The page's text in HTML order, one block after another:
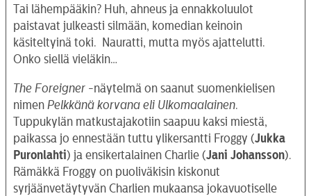
Tai lähempääkin? Huh, ahneus ja ennakkoluulot
paistavat julkeasti silmään, komedian keinoin
käsiteltyinä toki. Nauratti, mutta myös ajattelutti.
Onko siellä vieläkin…
The Foreigner -näytelmä on saanut suomenkielisen
nimen Pelkkänä korvana eli Ulkomaalainen.
Tuppukylän matkustajakotiin saapuu kaksi miestä,
paikassa jo ennestään tuttu ylikersantti Froggy (Jukka
Puronlahti) ja ensikertalainen Charlie (Jani Johansson).
Rämäkkä Froggy on puoliväkisin kiskonut
syrjäänvetäytyvän Charlien mukaansa jokavuotiselle